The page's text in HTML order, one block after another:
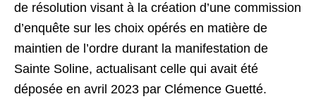
de résolution visant à la création d’une commission
d’enquête sur les choix opérés en matière de
maintien de l’ordre durant la manifestation de
Sainte Soline, actualisant celle qui avait été
déposée en avril 2023 par Clémence Guetté.